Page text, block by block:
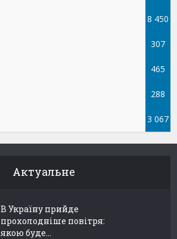
8 450
307
465
288
3 067
Актуальне
В Україну прийде
прохолодніше повітря:
якою буде...